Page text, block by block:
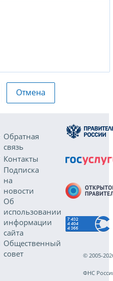
Отмена
Обратная
связь
Контакты
Подписка
на
новости
Об
использовании
информации
сайта
Общественный
совет
© 2005-
ФНС